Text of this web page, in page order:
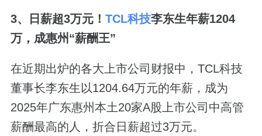
3、日薪超3万元！ TCL科技李东生年薪1204
万，成惠州“薪酬王”
在近期出炉的各大上市公司财报中，TCL科技
董事长李东生以1204.64万元的年薪，成为
2025年广东惠州本土20家A股上市公司中高管
薪酬最高的人，折合日薪超过3万元。